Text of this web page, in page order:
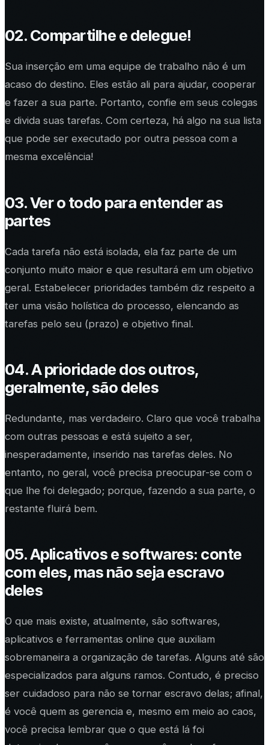
02. Compartilhe e delegue!
Sua inserção em uma equipe de trabalho não é um
acaso do destino. Eles estão ali para ajudar, cooperar
e fazer a sua parte. Portanto, confie em seus colegas
e divida suas tarefas. Com certeza, há algo na sua lista
que pode ser executado por outra pessoa com a
mesma excelência!
03. Ver o todo para entender as
partes
Cada tarefa não está isolada, ela faz parte de um
conjunto muito maior e que resultará em um objetivo
geral. Estabelecer prioridades também diz respeito a
ter uma visão holística do processo, elencando as
tarefas pelo seu (prazo) e objetivo final.
04. A prioridade dos outros,
geralmente, são deles
Redundante, mas verdadeiro. Claro que você trabalha
com outras pessoas e está sujeito a ser,
inesperadamente, inserido nas tarefas deles. No
entanto, no geral, você precisa preocupar-se com o
que lhe foi delegado; porque, fazendo a sua parte, o
restante fluirá bem.
05. Aplicativos e softwares: conte
com eles, mas não seja escravo
deles
O que mais existe, atualmente, são softwares,
aplicativos e ferramentas online que auxiliam
sobremaneira a organização de tarefas. Alguns até são
especializados para alguns ramos. Contudo, é preciso
ser cuidadoso para não se tornar escravo delas; afinal,
é você quem as gerencia e, mesmo em meio ao caos,
você precisa lembrar que o que está lá foi